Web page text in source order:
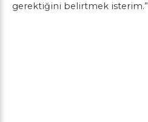
gerektiğini belirtmek isterim.”